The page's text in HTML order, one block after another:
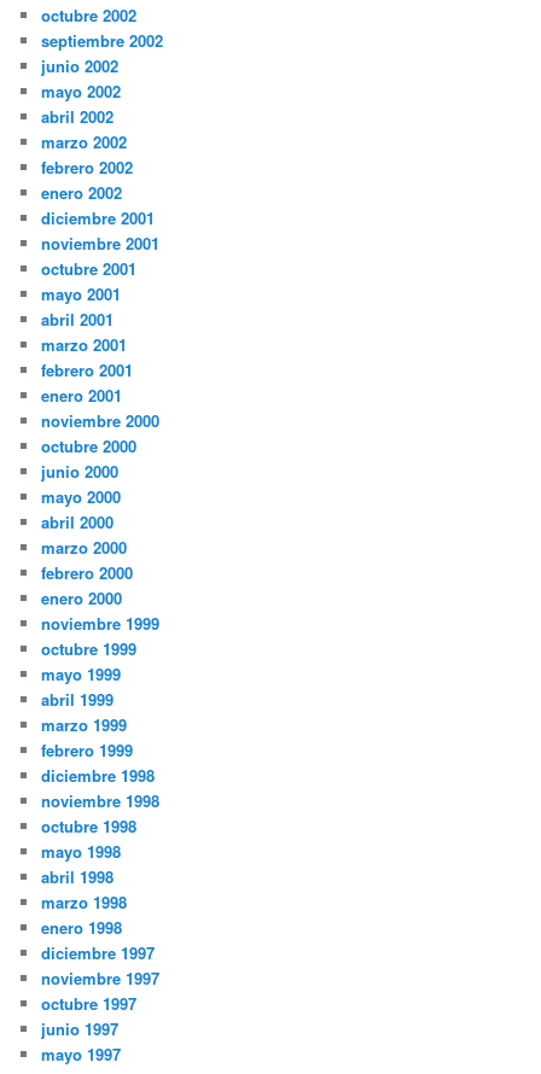
octubre 2002
septiembre 2002
junio 2002
mayo 2002
abril 2002
marzo 2002
febrero 2002
enero 2002
diciembre 2001
noviembre 2001
octubre 2001
mayo 2001
abril 2001
marzo 2001
febrero 2001
enero 2001
noviembre 2000
octubre 2000
junio 2000
mayo 2000
abril 2000
marzo 2000
febrero 2000
enero 2000
noviembre 1999
octubre 1999
mayo 1999
abril 1999
marzo 1999
febrero 1999
diciembre 1998
noviembre 1998
octubre 1998
mayo 1998
abril 1998
marzo 1998
enero 1998
diciembre 1997
noviembre 1997
octubre 1997
junio 1997
mayo 1997